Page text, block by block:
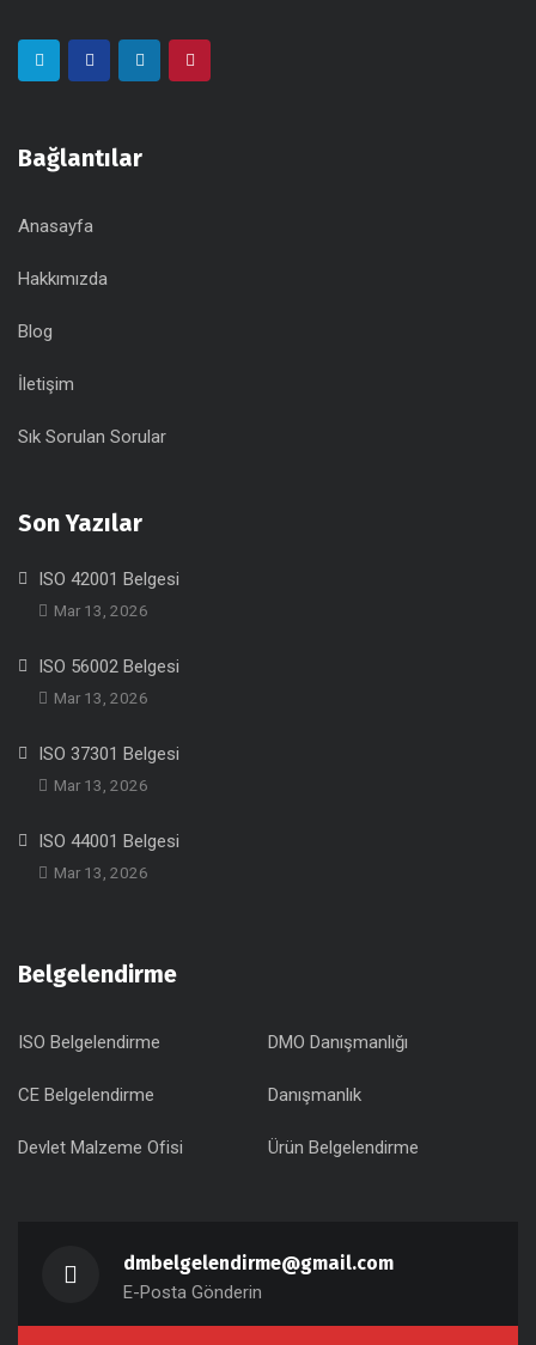
Bağlantılar
Anasayfa
Hakkımızda
Blog
İletişim
Sık Sorulan Sorular
Son Yazılar
ISO 42001 Belgesi
Mar 13, 2026
ISO 56002 Belgesi
Mar 13, 2026
ISO 37301 Belgesi
Mar 13, 2026
ISO 44001 Belgesi
Mar 13, 2026
Belgelendirme
ISO Belgelendirme DMO Danışmanlığı
CE Belgelendirme Danışmanlık
Devlet Malzeme Ofisi Ürün Belgelendirme
dmbelgelendirme@gmail.com
E-Posta Gönderin